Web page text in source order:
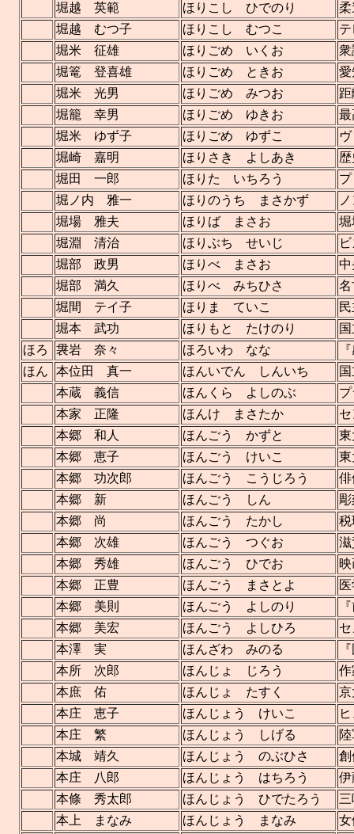
堀越 英範
ほりこし ひでのり
柔
堀越 むつ子
ほりこし むつこ
堀米 征雄
ほりごめ いくお
衆
堀篭 登喜雄
ほりごめ ときお
愛
堀米 光男
ほりごめ みつお
堀籠 幸男
ほりごめ ゆきお
最
堀米 ゆず子
ほりごめ ゆずこ
堀崎 嘉明
ほりさき よしあき
堀田 一郎
ほりた いちろう
堀ノ内 雅一
ほりのうち まさかず
堀場 雅夫
ほりば まさお
堀
堀淵 清治
ほりぶち せいじ
堀部 政男
ほりべ まさお
堀部 満久
ほりべ みちひさ
名
堀間 テイ子
ほりま ていこ
堀本 武功
ほりもと たけのり
ほろ
袰岩 奈々 ほろいわ なな
ほん
本位田 真一 ほんいでん しんいち
本蔵 義信
ほんくら よしのぶ
本家 正隆
ほんけ まさたか
本郷 和人
ほんごう かずと
東
本郷 恵子
ほんごう けいこ
本郷 功次郎
ほんごう こうじろう
俳
本郷 新
ほんごう しん
本郷 尚
ほんごう たかし
税
本郷 次雄
ほんごう つぐお
本郷 秀雄
ほんごう ひでお
本郷 正豊
ほんごう まさとよ
本郷 美則
ほんごう よしのり
本郷 美宏
ほんごう よしひろ
本澤 実
ほんざわ みのる
本所 次郎
ほんじょ じろう
作
本庶 佑
ほんじょ たすく
本庄 恵子
ほんじょう けいこ
本庄 繁
ほんじょう しげる
本城 靖久
ほんじょう のぶひさ
創
本庄 八郎
ほんじょう はちろう
伊
本條 秀太郎
ほんじょう ひでたろう
本上 まなみ
ほんじょう まなみ
女